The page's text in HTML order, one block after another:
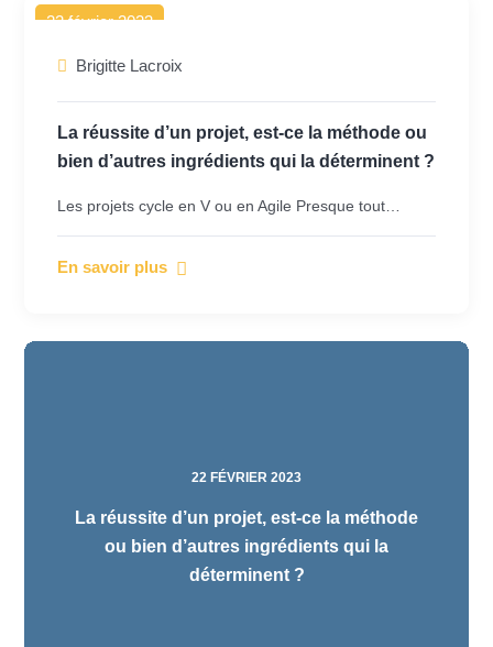
22 février 2023
Brigitte Lacroix
La réussite d’un projet, est-ce la méthode ou
bien d’autres ingrédients qui la déterminent ?
Les projets cycle en V ou en Agile Presque tout…
En savoir plus
22 FÉVRIER 2023
La réussite d’un projet, est-ce la méthode
ou bien d’autres ingrédients qui la
déterminent ?